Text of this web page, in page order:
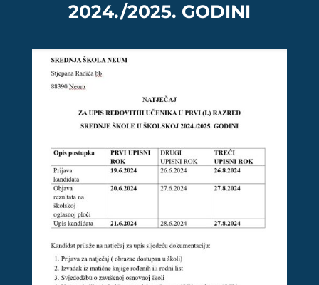
2024./2025. GODINI